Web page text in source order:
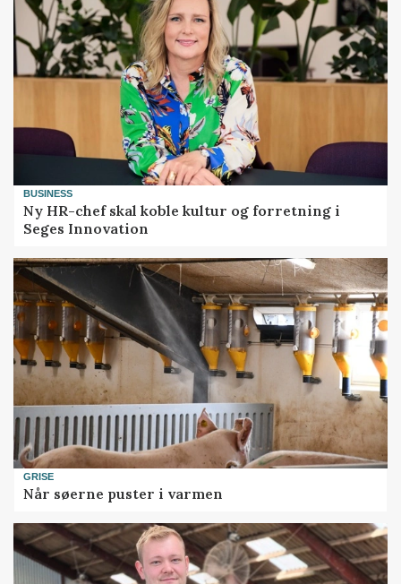
BUSINESS
Ny HR-chef skal koble kultur og forretning i
Seges Innovation
GRISE
Når søerne puster i varmen